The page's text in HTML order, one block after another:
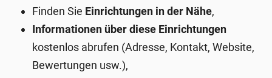
Finden Sie Einrichtungen in der Nähe,
Informationen über diese Einrichtungen
kostenlos abrufen (Adresse, Kontakt, Website,
Bewertungen usw.),